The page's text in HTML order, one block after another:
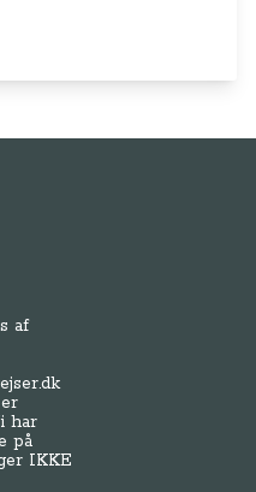
af
har
på
IKKE